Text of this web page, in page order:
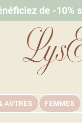
de -10%
AUTRES FEMMES